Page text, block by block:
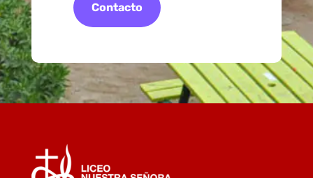
Contacto